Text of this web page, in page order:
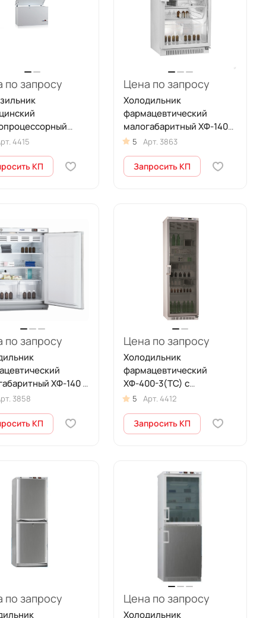
по запросу
20/35 (180 л)
4415
КП
Цена по запросу
Холодильник
фармацевтический
малогабаритный ХФ-140-1
со стеклянной дверью
5 Арт.3863
Запросить КП
по запросу
ХФ-140 с
дверью
3858
КП
Цена по запросу
Холодильник
фармацевтический
ХФ-400-3(ТС) с
тонированной
5 Арт.4412
Запросить КП
по запросу Цена по запросу
Холодильник